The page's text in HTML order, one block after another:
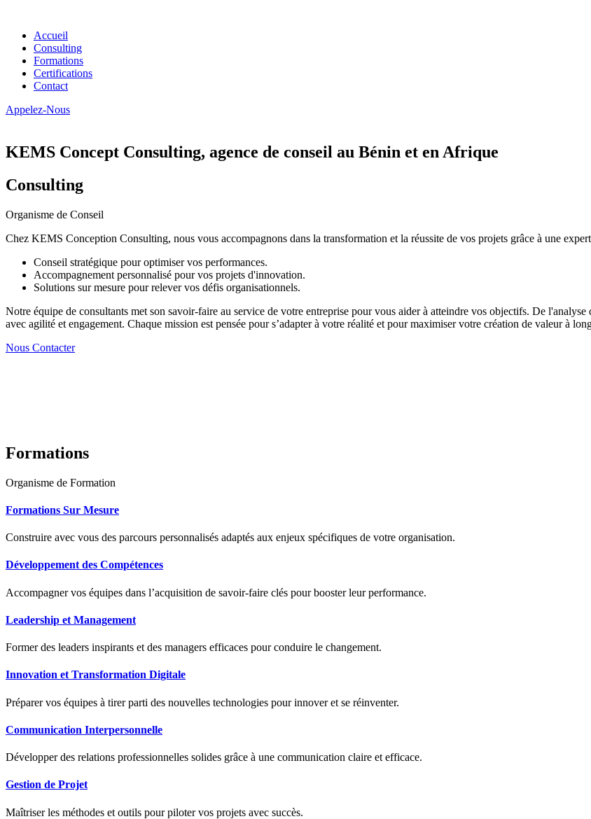
Accueil
Consulting
Formations
Certifications
Contact
Appelez-Nous
KEMS Concept Consulting, agence de conseil au Bénin et en Afrique
Consulting
Organisme de Conseil
Chez KEMS Conception Consulting, nous vous accompagnons dans la transformation et la réussite de vos projets grâce à une
Conseil stratégique pour optimiser vos performances.
Accompagnement personnalisé pour vos projets d'innovation.
Solutions sur mesure pour relever vos défis organisationnels.
Notre équipe de consultants met son savoir-faire au service de votre entreprise pour vous aider à atteindre vos objectifs. De
avec agilité et engagement. Chaque mission est pensée pour s’adapter à votre réalité et pour maximiser votre création de valeur à
Nous Contacter
Formations
Organisme de Formation
Formations Sur Mesure
Construire avec vous des parcours personnalisés adaptés aux enjeux spécifiques de votre organisation.
Développement des Compétences
Accompagner vos équipes dans l’acquisition de savoir-faire clés pour booster leur performance.
Leadership et Management
Former des leaders inspirants et des managers efficaces pour conduire le changement.
Innovation et Transformation Digitale
Préparer vos équipes à tirer parti des nouvelles technologies pour innover et se réinventer.
Communication Interpersonnelle
Développer des relations professionnelles solides grâce à une communication claire et efficace.
Gestion de Projet
Maîtriser les méthodes et outils pour piloter vos projets avec succès.